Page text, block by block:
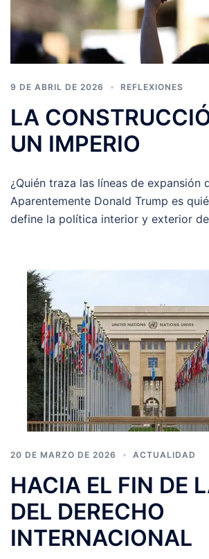
9 DE ABRIL DE 2026 REFLEXIONES
LA
UN IMPERIO
¿Quién traza las líneas de expansión
Aparentemente Donald Trump es
define la política interior y exterior
20 DE MARZO DE 2026 ACTUALIDAD
HACIA EL FIN DE
DEL DERECHO
INTERNACIONAL